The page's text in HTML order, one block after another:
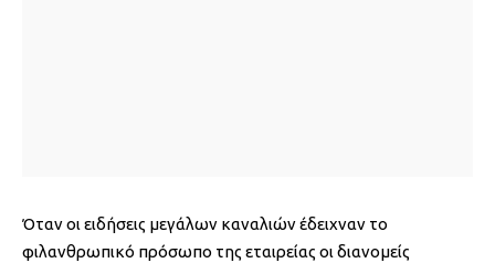
Όταν οι ειδήσεις μεγάλων καναλιών έδειχναν το
φιλανθρωπικό πρόσωπο της εταιρείας οι διανομείς